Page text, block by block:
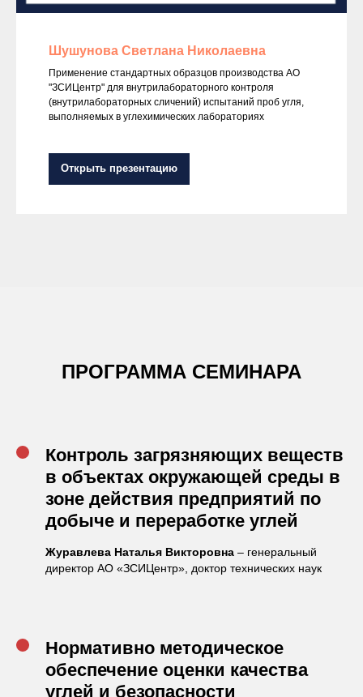
Шушунова Светлана Николаевна
Применение стандартных образцов производства АО
"ЗСИЦентр" для внутрилабораторного контроля
(внутрилабораторных сличений) испытаний проб угля,
выполняемых в углехимических лабораториях
Открыть презентацию
ПРОГРАММА СЕМИНАРА
Контроль загрязняющих веществ
в объектах окружающей среды в
зоне действия предприятий по
добыче и переработке углей
Журавлева Наталья Викторовна – генеральный
директор АО «ЗСИЦентр», доктор технических наук
Нормативно методическое
обеспечение оценки качества
углей и безопасности